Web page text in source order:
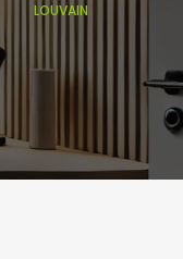
LOUVAIN